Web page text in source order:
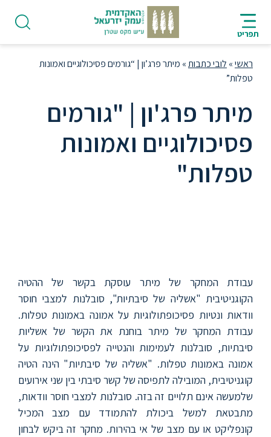
לתוכן
מרכזי
העמוד
תפריט
AR
אודות
אנגלית
ועברית
תואר
שני
המרכז
הקדם
אקדמי
ראשי» לובי כתבות» מיתר פרג’ון | “גורמים פסיכולוגיים ואמונות
טפלות”
מיתר פרג'ון | "גורמים
פסיכולוגיים ואמונות
טפלות"
עבודת המחקר של מיתר עוסקת בקשר של ההטיה
הקוגניטיבית "אשליה של סיבתיות", סובלנות למצבי חוסר
וודאות ונטיות פסיכופתולוגיות על אמונה באמונות טפלות.
עבודת המחקר של מיתר בוחנת את הקשר של אשליות
סיבתיות, סובלנות לעמימות והנטייה לפסיכופתולוגיות על
אמונה באמונות טפלות. "אשליה של סיבתיות" הינה הטיה
קוגניטיבית, המובילה לתפיסה של קשר סיבתי בין שני אירועים
שלמעשה אינם תלויים זה בזה. סובלנות למצבי חוסר וודאות,
מתבטאת למשל ביכולת להתמודד עם מצב המכיל
קונפליקט או עם מצב של אי בהירות. מחקר זה ביקש לבחון